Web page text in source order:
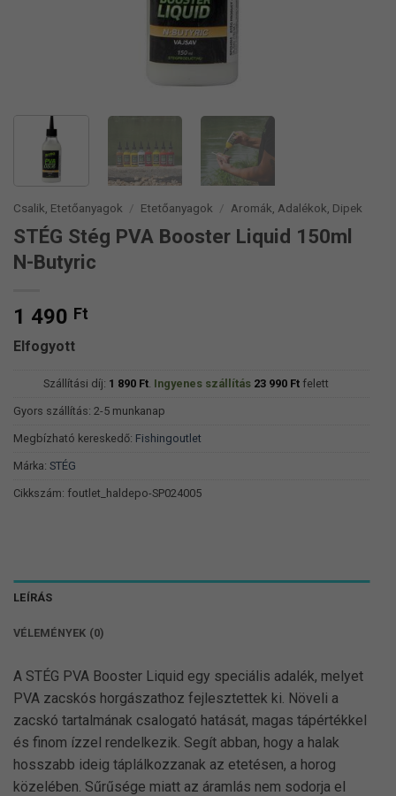
Csalik, Etetőanyagok / Etetőanyagok / Aromák, Adalékok, Dipek
STÉG Stég PVA Booster Liquid 150ml
N-Butyric
1 490 Ft
Elfogyott
Szállítási díj: 1 890 Ft. Ingyenes szállítás 23 990 Ftfelett
Gyors szállítás: 2-5 munkanap
Megbízható kereskedő: Fishingoutlet
Márka: STÉG
Cikkszám: foutlet_haldepo-SP024005
LEÍRÁS
VÉLEMÉNYEK (0)
A STÉG PVA Booster Liquid egy speciális adalék, melyet
PVA zacskós horgászathoz fejlesztettek ki. Növeli a
zacskó tartalmának csalogató hatását, magas tápértékkel
és finom ízzel rendelkezik. Segít abban, hogy a halak
hosszabb ideig táplálkozzanak az etetésen, a horog
közelében. Sűrűsége miatt az áramlás nem sodorja el